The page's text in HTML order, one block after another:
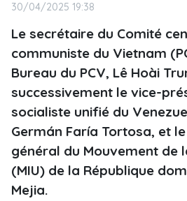
30/04/2025 19:38
Le secrétaire du Comité
communiste du Vietnam
Bureau du PCV, Lê Hoài
successivement le vice-
socialiste unifié du
Germán Faría Tortosa, et
général du Mouvement de
(MIU) de la République
Mejia.